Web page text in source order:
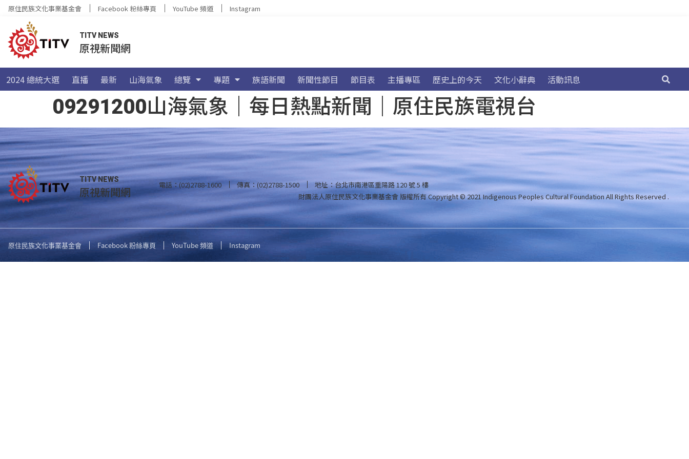
原住民族文化事業基金會 Facebook 粉絲專頁 YouTube 頻道 Instagram
TITV NEWS
原視新聞網
2024 總統大選 直播 最新 山海氣象 總覽 專題 族語新聞 新聞性節目 節目表 主播專區 歷史上的今天 文化小辭典 活動訊息
09291200山海氣象｜每日熱點新聞｜原住民族電視台
TITV NEWS
原視新聞網 電話：(02)2788-1600 傳真：(02)2788-1500
地址：台北市南港區重陽路 120 號 5 樓
財團法人原住民族文化事業基金會 版權所有Copyright © 2021 Indigenous Peoples Cultural Foundation All Rights Reserved .
原住民族文化事業基金會 Facebook 粉絲專頁 YouTube 頻道 Instagram